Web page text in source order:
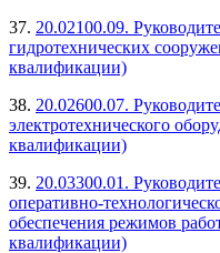
37. 20.02100.09.
гидротехнических
квалификации)
38. 20.02600.07.
электротехнического
квалификации)
39. 20.03300.01.
оперативно-
обеспечения режимов
квалификации)